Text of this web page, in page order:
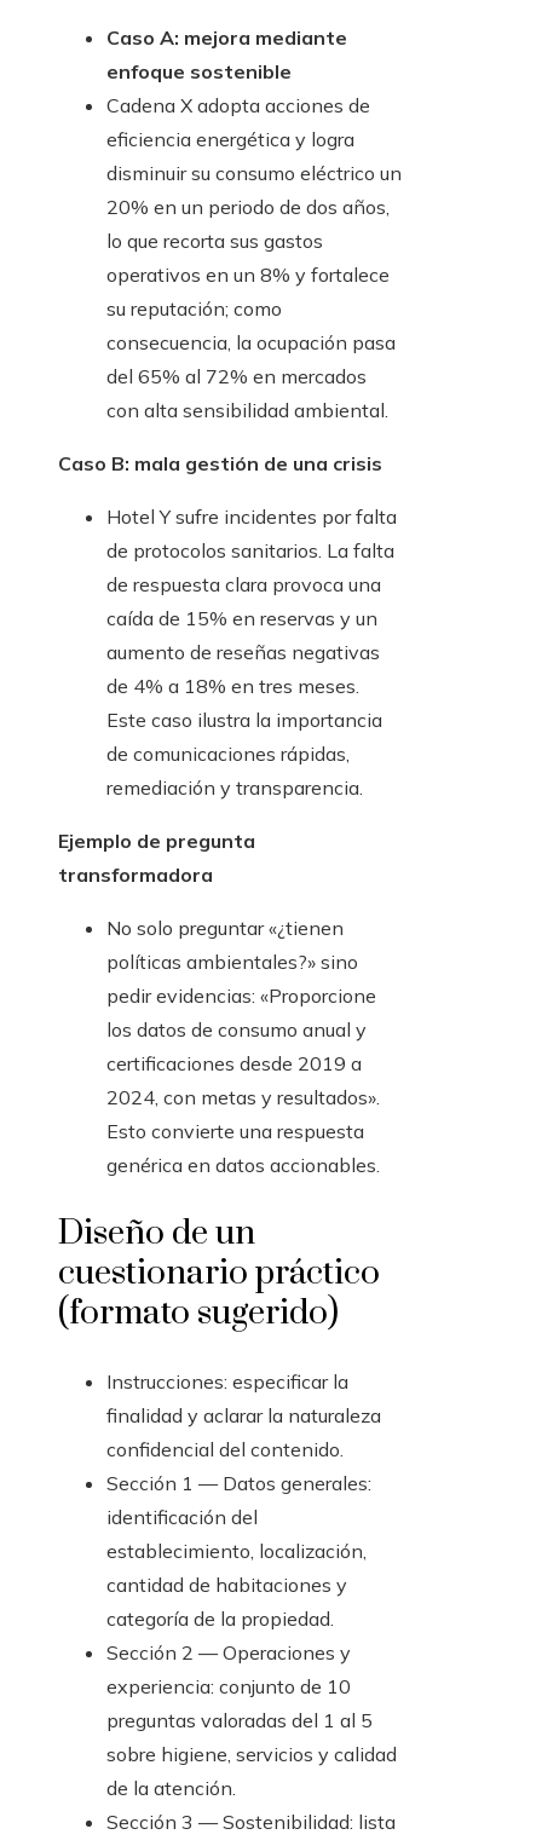
Caso A: mejora mediante
enfoque sostenible
Cadena X adopta acciones de
eficiencia energética y logra
disminuir su consumo eléctrico un
20% en un periodo de dos años,
lo que recorta sus gastos
operativos en un 8% y fortalece
su reputación; como
consecuencia, la ocupación pasa
del 65% al 72% en mercados
con alta sensibilidad ambiental.
Caso B: mala gestión de una crisis
Hotel Y sufre incidentes por falta
de protocolos sanitarios. La falta
de respuesta clara provoca una
caída de 15% en reservas y un
aumento de reseñas negativas
de 4% a 18% en tres meses.
Este caso ilustra la importancia
de comunicaciones rápidas,
remediación y transparencia.
Ejemplo de pregunta
transformadora
No solo preguntar «¿tienen
políticas ambientales?» sino
pedir evidencias: «Proporcione
los datos de consumo anual y
certificaciones desde 2019 a
2024, con metas y resultados».
Esto convierte una respuesta
genérica en datos accionables.
Diseño de un
cuestionario práctico
(formato sugerido)
Instrucciones: especificar la
finalidad y aclarar la naturaleza
confidencial del contenido.
Sección 1 — Datos generales:
identificación del
establecimiento, localización,
cantidad de habitaciones y
categoría de la propiedad.
Sección 2 — Operaciones y
experiencia: conjunto de 10
preguntas valoradas del 1 al 5
sobre higiene, servicios y calidad
de la atención.
Sección 3 — Sostenibilidad: lista